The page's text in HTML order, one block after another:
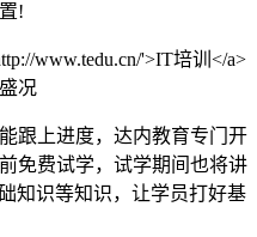
!
跟上进度，达内教育专门开
免费试学，试学期间也将讲
知识等知识，让学员打好基